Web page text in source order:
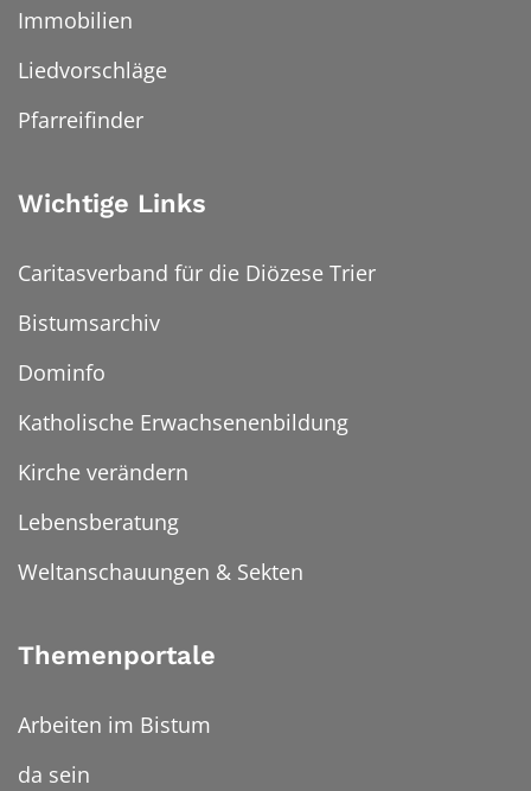
Immobilien
Liedvorschläge
Pfarreifinder
Wichtige Links
Caritasverband für die Diözese Trier
Bistumsarchiv
Dominfo
Katholische Erwachsenenbildung
Kirche verändern
Lebensberatung
Weltanschauungen & Sekten
Themenportale
Arbeiten im Bistum
da sein